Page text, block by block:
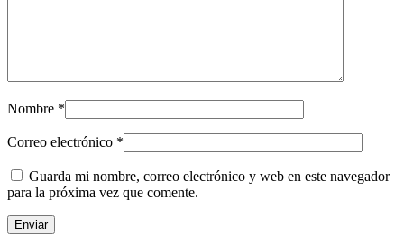
Nombre *
Correo electrónico *
Guarda mi nombre, correo electrónico y web en este navegador
para la próxima vez que comente.